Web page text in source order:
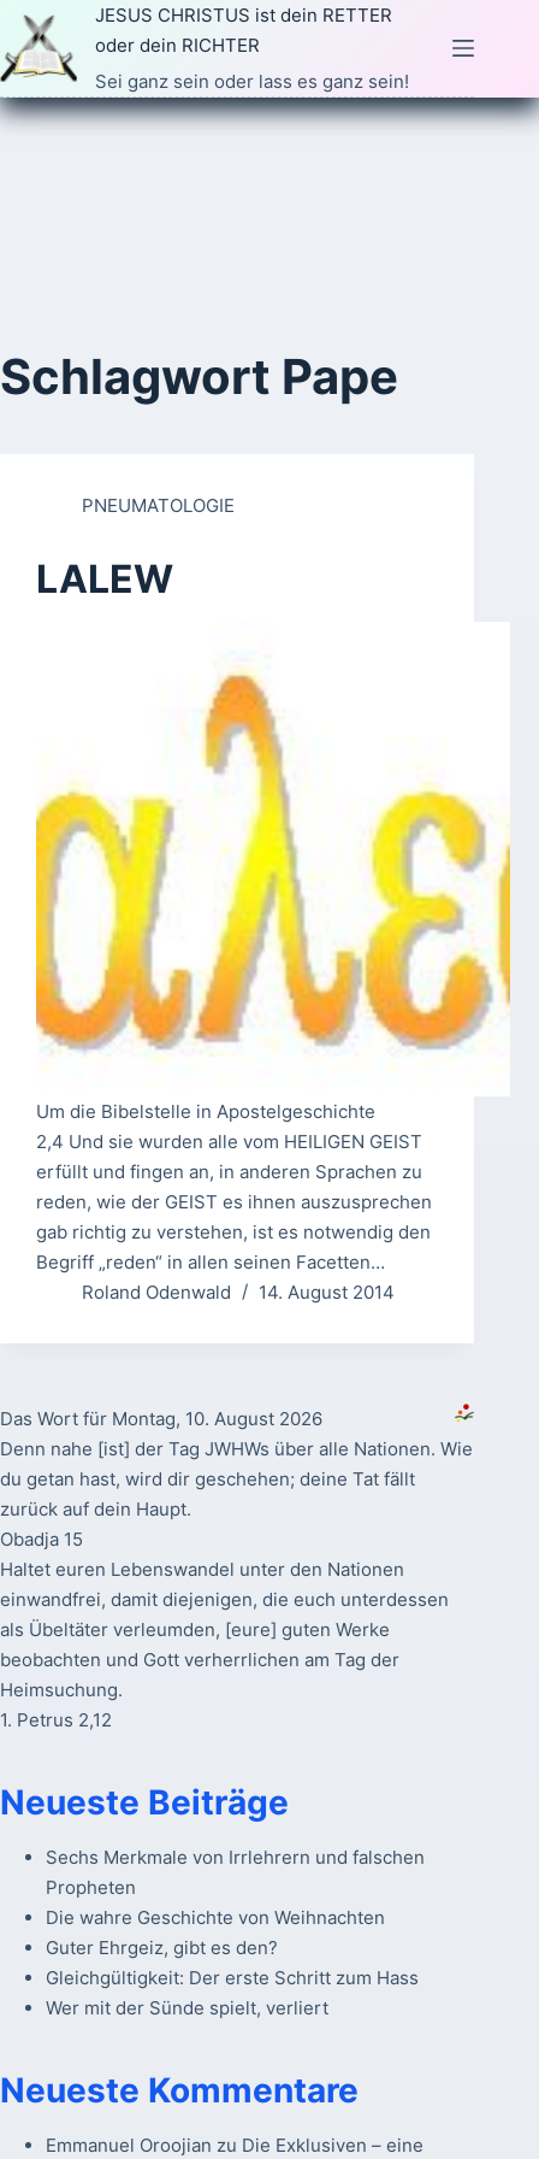
Zum
Inhalt
springen
JESUS CHRISTUS ist dein RETTER
oder dein RICHTER
Sei ganz sein oder lass es ganz sein!
Schlagwort Pape
PNEUMATOLOGIE
LALEW
Um die Bibelstelle in Apostelgeschichte
2,4 Und sie wurden alle vom HEILIGEN GEIST
erfüllt und fingen an, in anderen Sprachen zu
reden, wie der GEIST es ihnen auszusprechen
gab richtig zu verstehen, ist es notwendig den
Begriff „reden“ in allen seinen Facetten…
Roland Odenwald
14. August 2014
Das Wort für Montag, 10. August 2026
Denn nahe [ist] der Tag JWHWs über alle Nationen. Wie
du getan hast, wird dir geschehen; deine Tat fällt
zurück auf dein Haupt.
Obadja 15
Haltet euren Lebenswandel unter den Nationen
einwandfrei, damit diejenigen, die euch unterdessen
als Übeltäter verleumden, [eure] guten Werke
beobachten und Gott verherrlichen am Tag der
Heimsuchung.
1. Petrus 2,12
Neueste Beiträge
Sechs Merkmale von Irrlehrern und falschen
Propheten
Die wahre Geschichte von Weihnachten
Guter Ehrgeiz, gibt es den?
Gleichgültigkeit: Der erste Schritt zum Hass
Wer mit der Sünde spielt, verliert
Neueste Kommentare
Emmanuel Oroojian zu Die Exklusiven – eine